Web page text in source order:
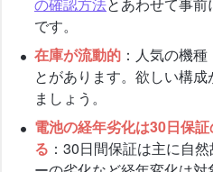
です。
在庫が流動的 ：人気の機
とがあります。欲しい構
ましょう。
電池の経年劣化は30日保
る ：30日間保証は主に自